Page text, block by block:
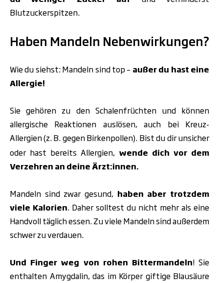
Blutzuckerspitzen.
Haben Mandeln Nebenwirkungen?
Wie du siehst: Mandeln sind top – außer du hast eine
Allergie!
Sie gehören zu den Schalenfrüchten und können
allergische Reaktionen auslösen, auch bei Kreuz-
Allergien (z.B. gegen Birkenpollen). Bist du dir unsicher
oder hast bereits Allergien, wende dich vor dem
Verzehren an deine Ärzt:innen.
Mandeln sind zwar gesund, haben aber trotzdem
viele Kalorien. Daher solltest du nicht mehr als eine
Handvolltäglich essen. Zu viele Mandeln sind außerdem
schwer zu verdauen.
Und Finger weg von rohen Bittermandeln! Sie
enthalten Amygdalin, das im Körper giftige Blausäure